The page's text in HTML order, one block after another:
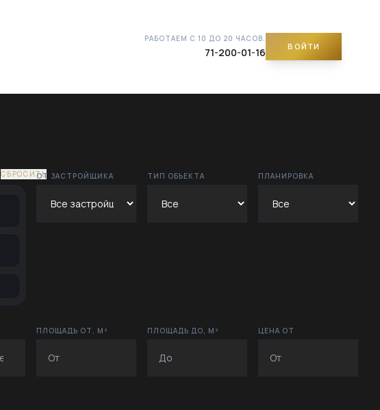
РАБОТАЕМ С 10 ДО 20 ЧАСОВ.
71-200-01-16 ВОЙТИ
СБРОСИТЬОТ ЗАСТРОЙЩИКА ТИП ОБЪЕКТА ПЛАНИРОВКА
ПЛОЩАДЬ ОТ, М² ПЛОЩАДЬ ДО, М² ЦЕНА ОТ